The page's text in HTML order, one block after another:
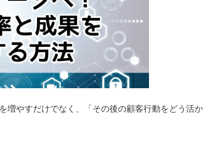
増やすだけでなく、「その後の顧客行動をどう活か